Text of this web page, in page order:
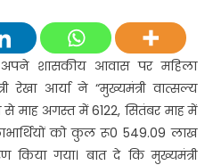
मामा
और
मैं
बुआ
के
रुप
मे
शासकीय आवास पर महिला
आर्या ने “मुख्यमंत्री वात्सल्य
माह अगस्त में 6122, सितंबर माह में
को कुल रू0 549.09 लाख
किया गया। बात दे कि मुख्यमंत्री